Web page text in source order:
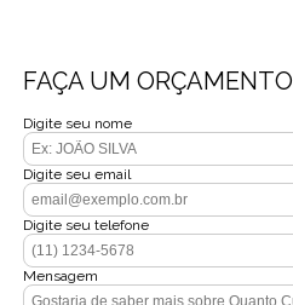
FAÇA UM ORÇAMENTO
Digite seu nome
Digite seu email
Digite seu telefone
Mensagem